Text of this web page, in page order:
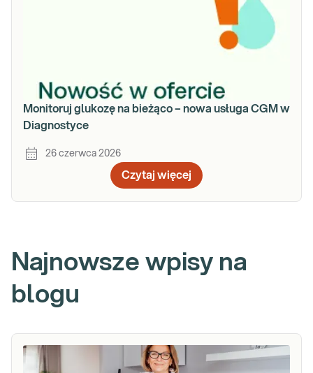
Monitoruj glukozę na bieżąco – nowa usługa CGM w
Diagnostyce
26 czerwca 2026
Czytaj więcej
Najnowsze wpisy na
blogu